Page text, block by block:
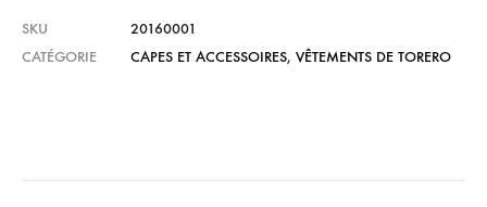
SKU
20160001
CATÉGORIE
CAPES ET ACCESSOIRES, VÊTEMENTS DE TORERO